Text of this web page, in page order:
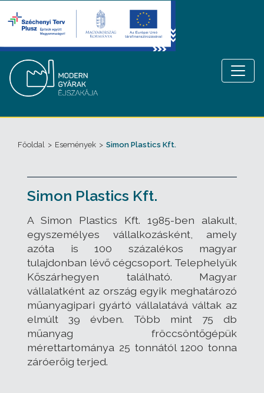
Főoldal > Események > Simon Plastics Kft.
Simon Plastics Kft.
A Simon Plastics Kft. 1985-ben alakult,
egyszemélyes vállalkozásként, amely
azóta is 100 százalékos magyar
tulajdonban lévő cégcsoport. Telephelyük
Kőszárhegyen található. Magyar
vállalatként az ország egyik meghatározó
műanyagipari gyártó vállalatává váltak az
elmúlt 39 évben. Több mint 75 db
műanyag fröccsöntőgépük
mérettartománya 25 tonnától 1200 tonna
záróerőig terjed.